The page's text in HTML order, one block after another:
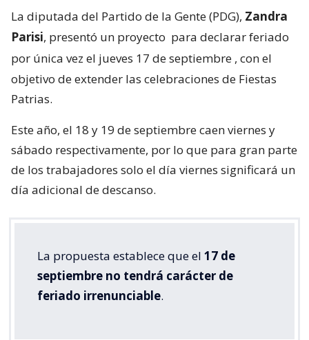
La diputada del Partido de la Gente (PDG), Zandra
Parisi, presentó un proyecto para declarar feriado
por única vez el jueves 17 de septiembre , con el
objetivo de extender las celebraciones de Fiestas
Patrias.
Este año, el 18 y 19 de septiembre caen viernes y
sábado respectivamente, por lo que para gran parte
de los trabajadores solo el día viernes significará un
día adicional de descanso.
La propuesta establece que el 17 de
septiembre no tendrá carácter de
feriado irrenunciable.